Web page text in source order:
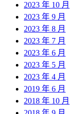
2023 年 10 月
2023 年 9 月
2023 年 8 月
2023 年 7 月
2023 年 6 月
2023 年 5 月
2023 年 4 月
2019 年 6 月
2018 年 10 月